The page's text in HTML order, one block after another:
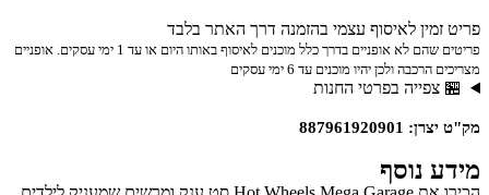
פריט זמין לאיסוף עצמי בהזמנה דרך האתר בלבד
פריטים שהם לא אופניים בדרך כלל מוכנים לאיסוף באותו היום או עד 1 ימי עסקים. אופניים
מצריכים הרכבה ולכן יהיו מוכנים עד 6 ימי עסקים
🏪 צפייה בפרטי החנות
מק"ט יצרן: 887961920901
מידע נוסף